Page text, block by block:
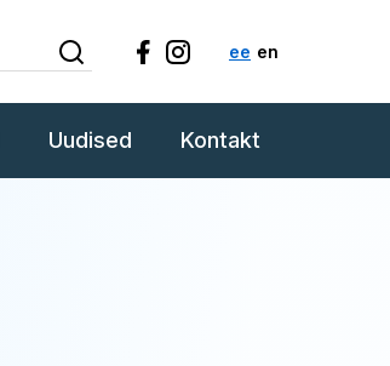
ee en
Uudised Kontakt